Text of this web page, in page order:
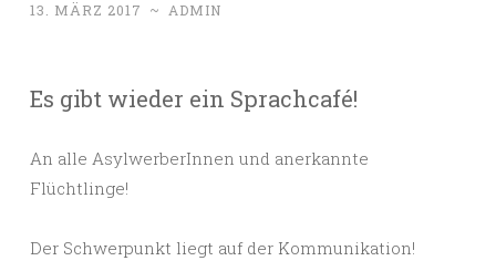
13. MÄRZ 2017 ~ ADMIN
Es gibt wieder ein Sprachcafé!
An alle AsylwerberInnen und anerkannte
Flüchtlinge!
Der Schwerpunkt liegt auf der Kommunikation!